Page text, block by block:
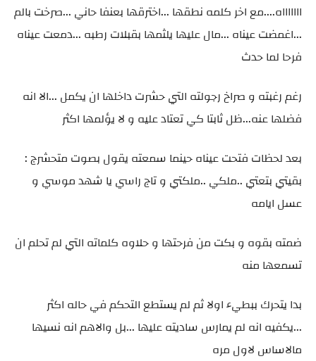
اااااااه....مع اخر كلمه نطقها ...اخترقها بعنفا حاني ...صرخت بالم
...اغمضت عيناه ...مال عليها يلثمها بقبلات رطبه ...دمعت عيناه
فرحا لما حدث
رغم رغبته و صراخ رجولته التي حشرت داخلها ان يكمل ...الا انه
فضلها عنه...ظل ثابتا كي تعتاد عليه و لا يؤلمها اكثر
بعد لحظات فتحت عيناه حينما سمعته يقول بصوت متحشرج :
بقيتي بتعتي ..ملكي ..ملكتي و تاج راسي يا شهد موسي و
عسل ايامه
ضمته بقوه و بكت من فرحتها و حلاوه كلماته التي لم تحلم ان
تسمعها منه
بدا يتحرك ببطيء اولا ثم لم يستطع التحكم في حاله اكثر
...يكفيه انه لم يمارس ساديته عليها ...بل والاهم انه نسيها
مالاساس لاول مره